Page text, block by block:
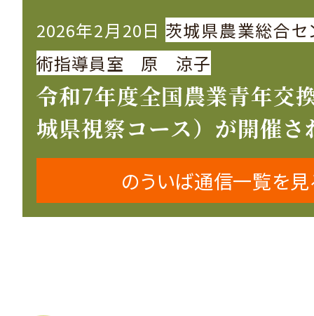
2026年2月20日 茨城県農業総合セ
術指導員室 原 涼子
令和7年度全国農業青年交
城県視察コース）が開催さ
のういば通信一覧を